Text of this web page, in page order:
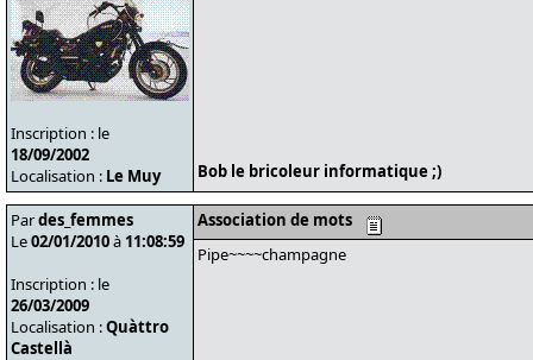
Inscription : le
18/09/2002
Localisation : Le Muy Bob le bricoleur informatique ;)
Pardes_femmes
Le02/01/2010à 11:08:59
Inscription : le
26/03/2009
Localisation :Quàttro
Castellà
Association de mots
Pipe~~~~champagne